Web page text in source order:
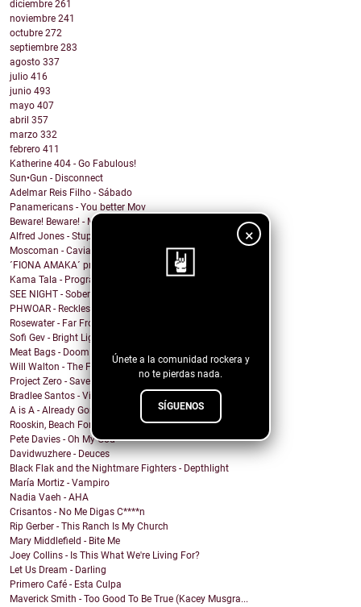
×
Únete a la comunidad rockera y
no te pierdas nada.
SÍGUENOS
diciembre 261
noviembre 241
octubre 272
septiembre 283
agosto 337
julio 416
junio 493
mayo 407
abril 357
marzo 332
febrero 411
Katherine 404 - Go Fabulous!
Sun•Gun - Disconnect
Adelmar Reis Filho - Sábado
Panamericans - You better Mov
Beware! Beware! - My Honey
Alfred Jones - Stupid Town
Moscoman - Caviar
´FIONA AMAKA´ presenta su tema: No Daylight
Kama Tala - Progràmma
SEE NIGHT - Sober & High
PHWOAR - Reckless
Rosewater - Far From Home
Sofi Gev - Bright Light Shining
Meat Bags - Doom
Will Walton - The Fine Line
Project Zero - Save the Date
Bradlee Santos - Violent Kiss
A is A - Already Gone
Rooskin, Beach For Tiger - Forever This Way
Pete Davies - Oh My God
Davidwuzhere - Deuces
Black Flak and the Nightmare Fighters - Depthlight
María Mortiz - Vampiro
Nadia Vaeh - AHA
Crisantos - No Me Digas C****n
Rip Gerber - This Ranch Is My Church
Mary Middlefield - Bite Me
Joey Collins - Is This What We're Living For?
Let Us Dream - Darling
Primero Café - Esta Culpa
Maverick Smith - Too Good To Be True (Kacey Musgra...